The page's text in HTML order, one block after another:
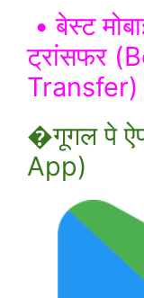
• बेस्ट
ट्रांसफर
Transfer)
�गूगल पे
App)